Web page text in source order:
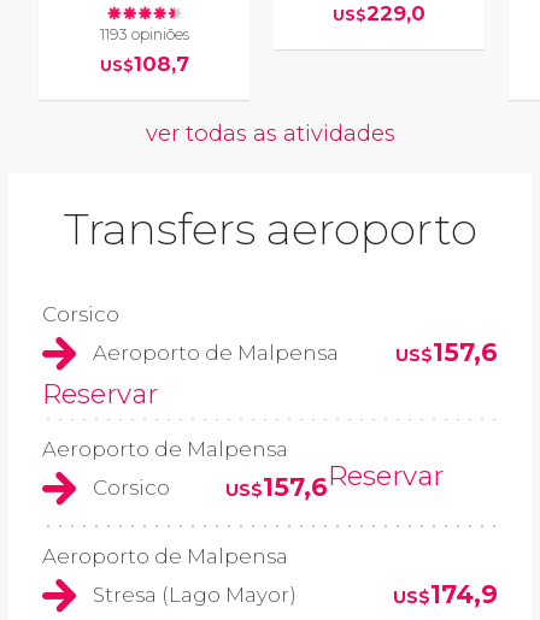
1193 opiniões
US$108,7
US$229,0
ver todas as atividades
Transfers aeroporto
Corsico
Aeroporto de Malpensa
US$157,6
Reservar
Aeroporto de Malpensa
Corsico
US$157,6Reservar
Aeroporto de Malpensa
Stresa (Lago Mayor)
US$174,9